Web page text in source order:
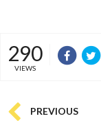
290
VIEWS
PREVIOUS